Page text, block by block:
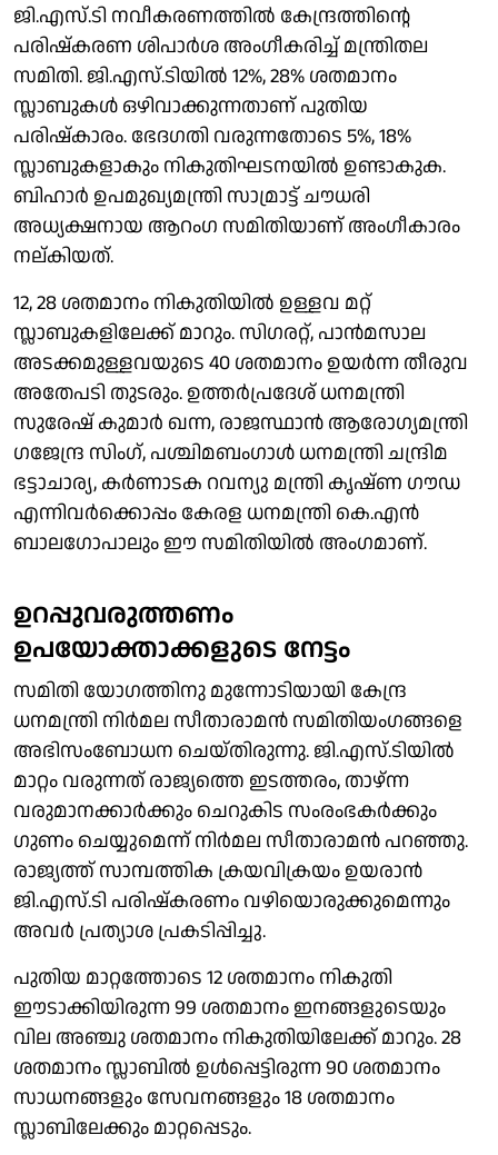
ജി.എസ്.ടി നവീകരണത്തില്‍ കേന്ദ്രത്തിന്റെ
പരിഷ്‌കരണ ശിപാര്‍ശ അംഗീകരിച്ച് മന്ത്രിതല
സമിതി. ജി.എസ്.ടിയില്‍ 12%, 28% ശതമാനം
സ്ലാബുകള്‍ ഒഴിവാക്കുന്നതാണ് പുതിയ
പരിഷ്‌കാരം. ഭേദഗതി വരുന്നതോടെ 5%, 18%
സ്ലാബുകളാകും നികുതിഘടനയില്‍ ഉണ്ടാകുക.
ബിഹാര്‍ ഉപമുഖ്യമന്ത്രി സാമ്രാട്ട് ചൗധരി
അധ്യക്ഷനായ ആറംഗ സമിതിയാണ് അംഗീകാരം
നല്കിയത്.
12, 28 ശതമാനം നികുതിയില്‍ ഉള്ളവ മറ്റ്
സ്ലാബുകളിലേക്ക് മാറും. സിഗരറ്റ്, പാന്‍മസാല
അടക്കമുള്ളവയുടെ 40 ശതമാനം ഉയര്‍ന്ന തീരുവ
അതേപടി തുടരും. ഉത്തര്‍പ്രദേശ് ധനമന്ത്രി
സുരേഷ് കുമാര്‍ ഖന്ന, രാജസ്ഥാന്‍ ആരോഗ്യമന്ത്രി
ഗജേന്ദ്ര സിംഗ്, പശ്ചിമബംഗാള്‍ ധനമന്ത്രി ചന്ദ്രിമ
ഭട്ടാചാര്യ, കര്‍ണാടക റവന്യു മന്ത്രി കൃഷ്ണ ഗൗഡ
എന്നിവര്‍ക്കൊപ്പം കേരള ധനമന്ത്രി കെ.എന്‍
ബാലഗോപാലും ഈ സമിതിയില്‍ അംഗമാണ്.
ഉറപ്പുവരുത്തണം
ഉപയോക്താക്കളുടെ നേട്ടം
സമിതി യോഗത്തിനു മുന്നോടിയായി കേന്ദ്ര
ധനമന്ത്രി നിര്‍മല സീതാരാമന്‍ സമിതിയംഗങ്ങളെ
അഭിസംബോധന ചെയ്തിരുന്നു. ജി.എസ്.ടിയില്‍
മാറ്റം വരുന്നത് രാജ്യത്തെ ഇടത്തരം, താഴ്ന്ന
വരുമാനക്കാര്‍ക്കും ചെറുകിട സംരംഭകര്‍ക്കും
ഗുണം ചെയ്യുമെന്ന് നിര്‍മല സീതാരാമന്‍ പറഞ്ഞു.
രാജ്യത്ത് സാമ്പത്തിക ക്രയവിക്രയം ഉയരാന്‍
ജി.എസ്.ടി പരിഷ്‌കരണം വഴിയൊരുക്കുമെന്നും
അവര്‍ പ്രത്യാശ പ്രകടിപ്പിച്ചു.
പുതിയ മാറ്റത്തോടെ 12 ശതമാനം നികുതി
ഈടാക്കിയിരുന്ന 99 ശതമാനം ഇനങ്ങളുടെയും
വില അഞ്ചു ശതമാനം നികുതിയിലേക്ക് മാറും. 28
ശതമാനം സ്ലാബില്‍ ഉള്‍പ്പെട്ടിരുന്ന 90 ശതമാനം
സാധനങ്ങളും സേവനങ്ങളും 18 ശതമാനം
സ്ലാബിലേക്കും മാറ്റപ്പെടും.